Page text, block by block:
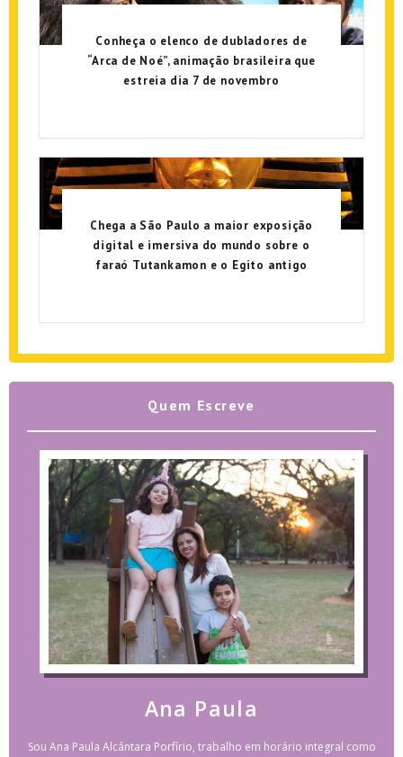
Conheça o elenco de dubladores de
“Arca de Noé”, animação brasileira que
estreia dia 7 de novembro
Chega a São Paulo a maior exposição
digital e imersiva do mundo sobre o
faraó Tutankamon e o Egito antigo
Quem Escreve
Ana Paula
Sou Ana Paula Alcântara Porfírio, trabalho em horário integral como